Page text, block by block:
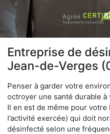
Entreprise de
Jean-de-Verges
Penser à garder votre
octroyer une santé durable
Il en est de même pour
l’activité exercée) qui doit
désinfecté selon une